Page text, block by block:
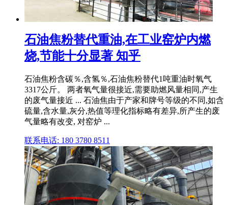
石油焦粉替代重油,在工业窑炉内燃
烧,节能十分显著 知乎
石油焦粉含碳％,含氢％,石油焦粉替代1吨重油时氧气
3317公斤。 两者氧气量很接近,需要助燃风量相同,产生
的废气量接近 ... 石油焦由于产家和牌号等级的不同,如含
硫量,含水量,灰分,热值等理化指标略有差异,所产生的废
气量略有改变, 对窑炉 ...
联系电话: 180 3780 8511